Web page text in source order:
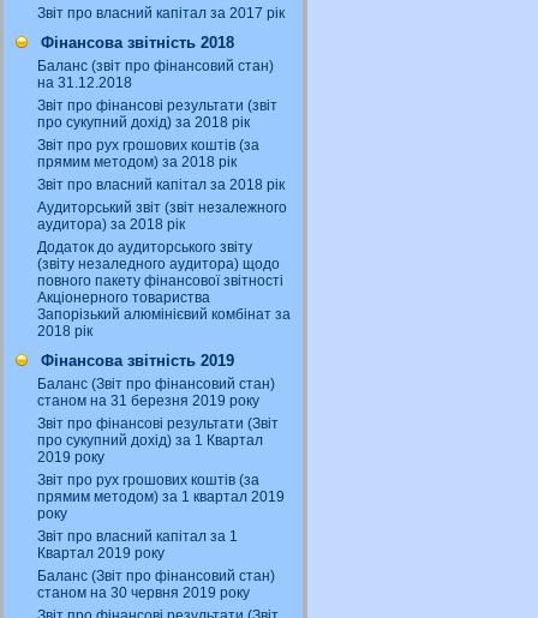
Звіт про власний капітал за 2017 рік
Фінансова звітність 2018
Баланс (звіт про фінансовий стан)
на 31.12.2018
Звіт про фінансові результати (звіт
про сукупний дохід) за 2018 рік
Звіт про рух грошових коштів (за
прямим методом) за 2018 рік
Звіт про власний капітал за 2018 рік
Аудиторський звіт (звіт незалежного
аудитора) за 2018 рік
Додаток до аудиторського звіту
(звіту незаледного аудитора) щодо
повного пакету фінансової звітності
Акціонерного товариства
Запорізький алюмінієвий комбінат за
2018 рік
Фінансова звітність 2019
Баланс (Звіт про фінансовий стан)
станом на 31 березня 2019 року
Звіт про фінансові результати (Звіт
про сукупний дохід) за 1 Квартал
2019 року
Звіт про рух грошових коштів (за
прямим методом) за 1 квартал 2019
року
Звіт про власний капітал за 1
Квартал 2019 року
Баланс (Звіт про фінансовий стан)
станом на 30 червня 2019 року